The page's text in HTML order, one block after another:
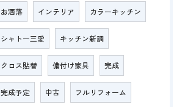
お洒落 インテリア カラーキッチン
シャトー三愛 キッチン新調
クロス貼替 備付け家具 完成
完成予定 中古 フルリフォーム